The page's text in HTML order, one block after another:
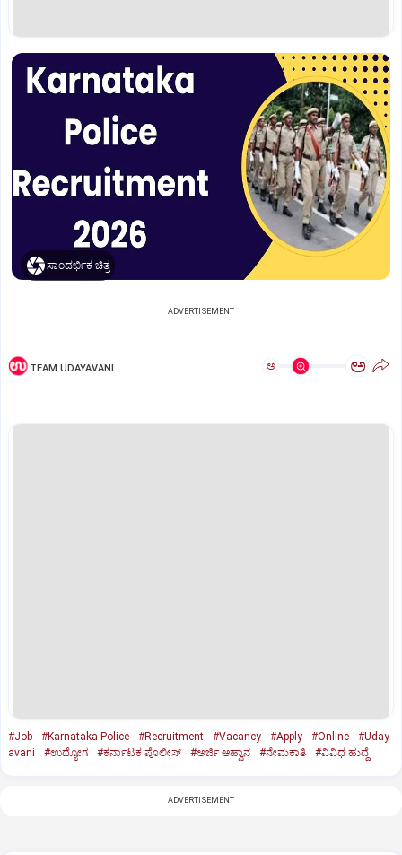
ಸಾಂದರ್ಭಿಕ ಚಿತ್ರ
ADVERTISEMENT
TEAM UDAYAVANI ಅ ಅ
#Job #Karnataka Police #Recruitment #Vacancy #Apply #Online
#Uday
avani
#ಉದ್ಯೋಗ #ಕರ್ನಾಟಕ ಪೊಲೀಸ್‌ #ಅರ್ಜಿ ಆಹ್ವಾನ #ನೇಮಕಾತಿ #ವಿವಿಧ ಹುದ್ದೆ
ADVERTISEMENT